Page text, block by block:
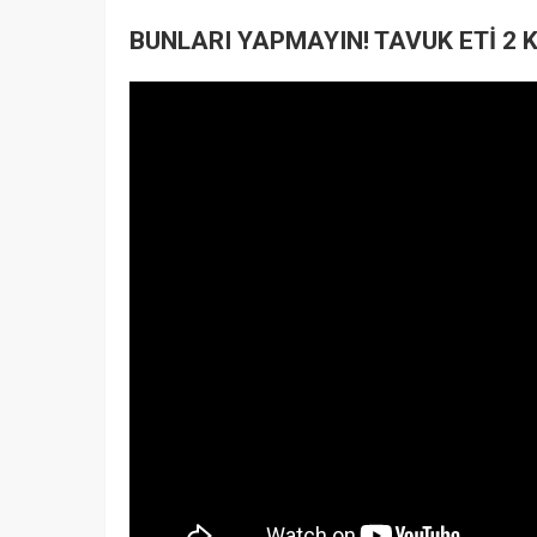
BUNLARI YAPMAYIN! TAVUK ETİ 2